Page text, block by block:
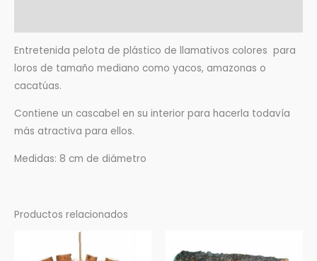
Entretenida pelota de plástico de llamativos colores para
loros de tamaño mediano como yacos, amazonas o
cacatúas.
Contiene un cascabel en su interior para hacerla todavía
más atractiva para ellos.
Medidas: 8 cm de diámetro
Productos relacionados